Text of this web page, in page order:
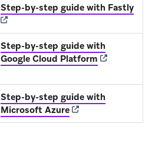
Step-by-step guide with Fastly
Step-by-step guide with
Google Cloud Platform (opens in
Step-by-step guide with
Microsoft Azure(opens in new tab)